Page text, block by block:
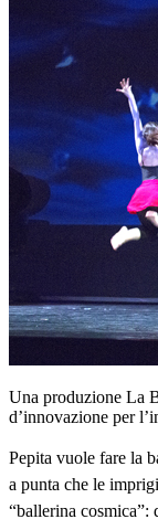
Una produzione La
d’innovazione per
Pepita vuole fare la
a punta che le
“ballerina cosmica”: